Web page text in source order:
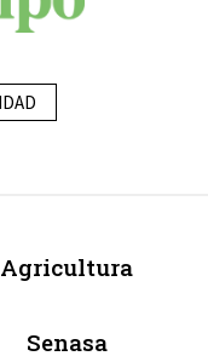
Agricultura
Senasa